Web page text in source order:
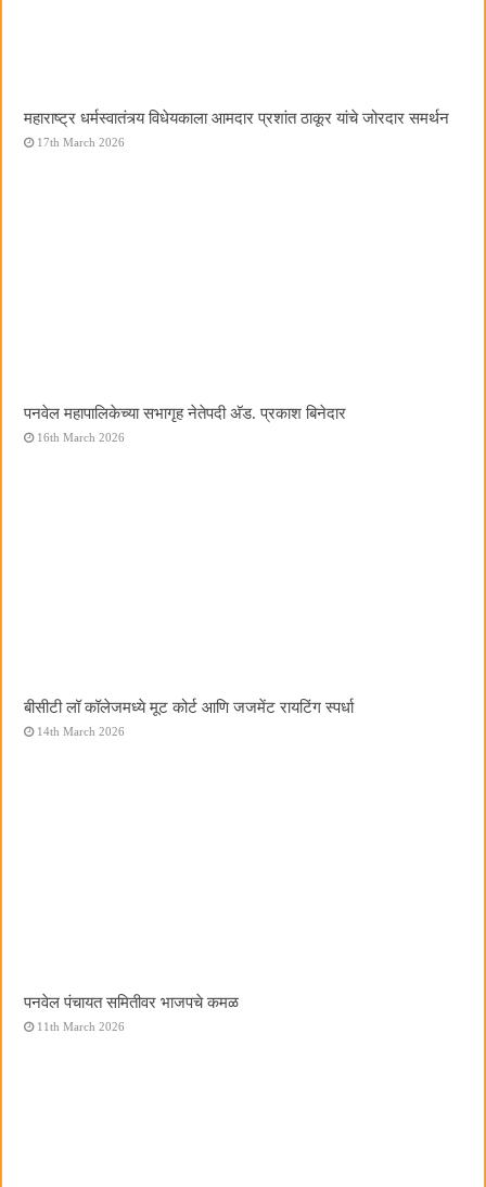
महाराष्ट्र धर्मस्वातंत्र्य विधेयकाला आमदार प्रशांत ठाकूर यांचे जोरदार समर्थन
17th March 2026
पनवेल महापालिकेच्या सभागृह नेतेपदी अ‍ॅड. प्रकाश बिनेदार
16th March 2026
बीसीटी लॉ कॉलेजमध्ये मूट कोर्ट आणि जजमेंट रायटिंग स्पर्धा
14th March 2026
पनवेल पंचायत समितीवर भाजपचे कमळ
11th March 2026